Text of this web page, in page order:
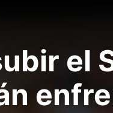
el